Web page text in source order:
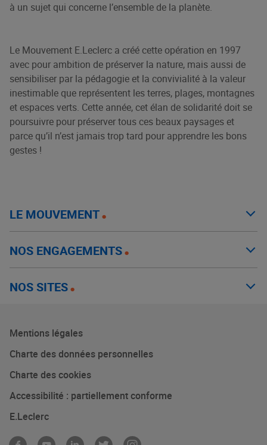
à un sujet qui concerne l’ensemble de la planète.
Le Mouvement E.Leclerc a créé cette opération en 1997
avec pour ambition de préserver la nature, mais aussi de
sensibiliser par la pédagogie et la convivialité à la valeur
inestimable que représentent les terres, plages, montagnes
et espaces verts. Cette année, cet élan de solidarité doit se
poursuivre pour préserver tous ces beaux paysages et
parce qu’il n’est jamais trop tard pour apprendre les bons
gestes !
LE MOUVEMENT
NOS ENGAGEMENTS
NOS SITES
Mentions légales
Charte des données personnelles
Charte des cookies
Accessibilité : partiellement conforme
E.Leclerc